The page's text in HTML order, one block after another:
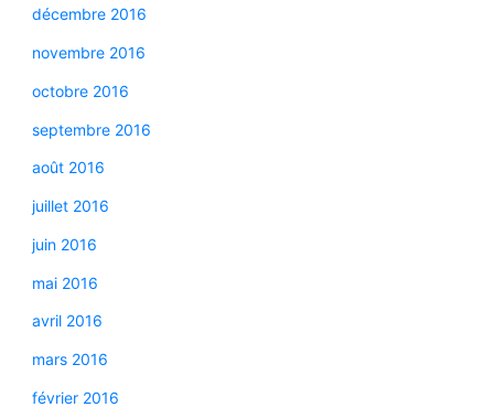
décembre 2016
novembre 2016
octobre 2016
septembre 2016
août 2016
juillet 2016
juin 2016
mai 2016
avril 2016
mars 2016
février 2016